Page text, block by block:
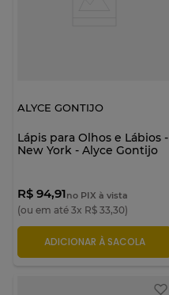
ALYCE GONTIJO
Lápis para Olhos e Lábios -
New York - Alyce Gontijo
R$ 94,91no PIX à vista
(ou em até 3x R$ 33,30)
ADICIONAR À SACOLA